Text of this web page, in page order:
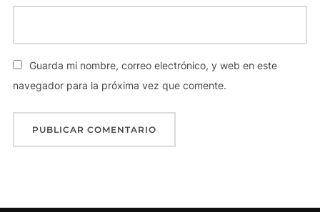
Guarda mi nombre, correo electrónico, y web en este
navegador para la próxima vez que comente.